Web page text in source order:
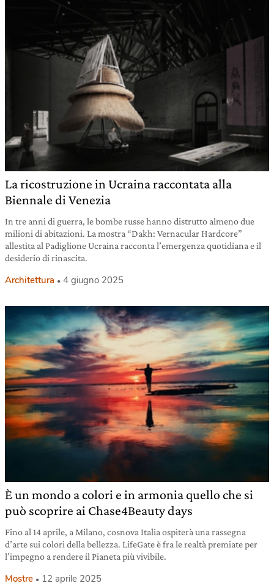
La ricostruzione in Ucraina raccontata alla
Biennale di Venezia
In tre anni di guerra, le bombe russe hanno distrutto almeno due
milioni di abitazioni. La mostra “Dakh: Vernacular Hardcore”
allestita al Padiglione Ucraina racconta l’emergenza quotidiana e il
desiderio di rinascita.
Architettura 4 giugno 2025
È un mondo a colori e in armonia quello che si
può scoprire ai Chase4Beauty days
Fino al 14 aprile, a Milano, cosnova Italia ospiterà una rassegna
d’arte sui colori della bellezza. LifeGate è fra le realtà premiate per
l’impegno a rendere il Pianeta più vivibile.
Mostre 12 aprile 2025